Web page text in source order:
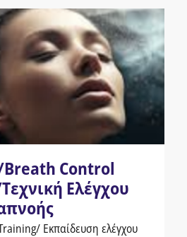
Breath Control
Ελέγχου
Εκπαίδευση ελέγχου